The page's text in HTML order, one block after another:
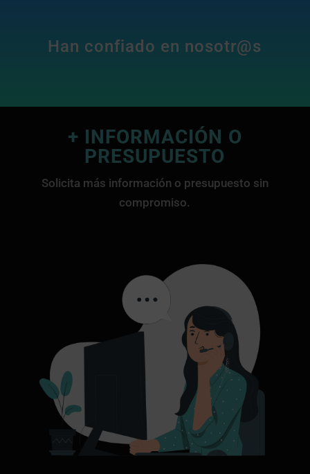
Han confiado en nosotr@s
+ INFORMACIÓN O
PRESUPUESTO
Solicita más información o presupuesto sin
compromiso.